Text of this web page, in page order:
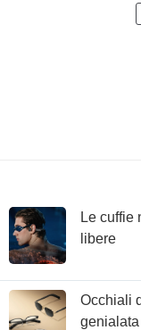
Le cuffie
libere
Occhiali